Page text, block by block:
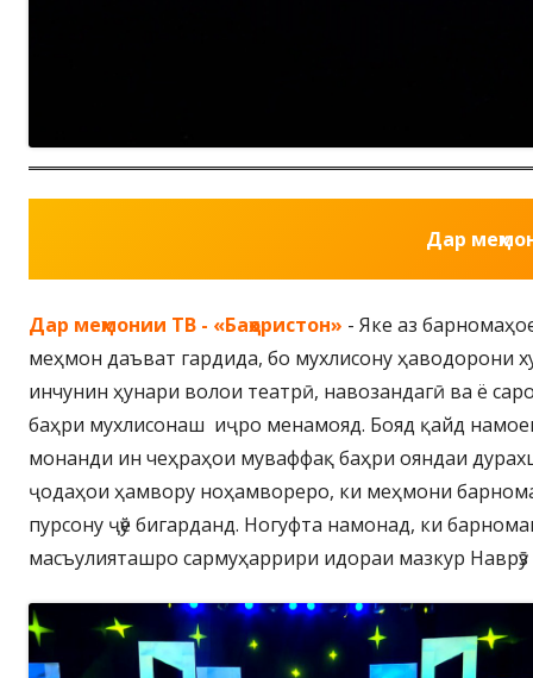
Дар
Дар меҳмонии ТВ - «Баҳористон» - Яке аз
меҳмон даъват гардида, бо мухлисону ҳаводорони
инчунин ҳунари волои театрӣ, навозандагӣ ва ё
баҳри мухлисонаш иҷро менамояд. Бояд қайд
монанди ин чеҳраҳои муваффақ баҳри ояндаи
ҷодаҳои ҳамвору ноҳамвореро, ки меҳмони
пурсону ҷӯё бигарданд. Ногуфта намонад, ки
масъулияташро сармуҳаррири идораи мазкур